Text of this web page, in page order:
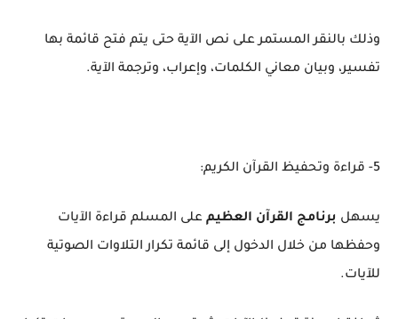
وذلك بالنقر المستمر على نص الآية حتى يتم فتح قائمة بها
تفسير، وبيان معاني الكلمات، وإعراب، وترجمة الآية.
5- قراءة وتحفيظ القرآن الكريم:
يسهل برنامج القرآن العظيم على المسلم قراءة الآيات
وحفظها من خلال الدخول إلى قائمة تكرار التلاوات الصوتية
للآيات.